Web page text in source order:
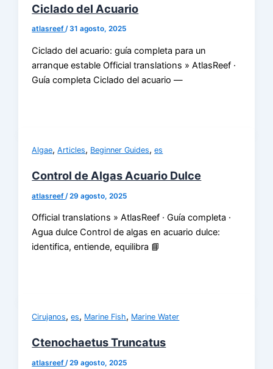
Ciclado del Acuario
atlasreef/31 agosto, 2025
Ciclado del acuario: guía completa para un
arranque estable Official translations » AtlasReef ·
Guía completa Ciclado del acuario —
Algae,Articles, Beginner Guides,es
Control de Algas Acuario Dulce
atlasreef /29 agosto, 2025
Official translations » AtlasReef · Guía completa ·
Agua dulce Control de algas en acuario dulce:
identifica, entiende, equilibra 📘
Cirujanos,es, Marine Fish, Marine Water
Ctenochaetus Truncatus
atlasreef/29 agosto, 2025